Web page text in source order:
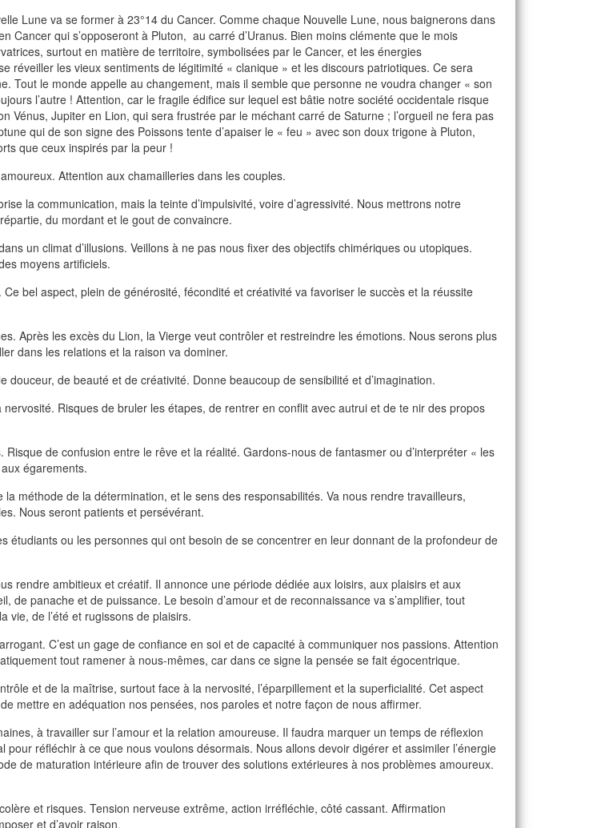
Lune va se former à 23°14 du Cancer. Comme chaque Nouvelle Lune, nous baignerons dans
qui s’opposeront à Pluton, au carré d’Uranus. Bien moins clémente que le mois
surtout en matière de territoire, symbolisées par le Cancer, et les énergies
réveiller les vieux sentiments de légitimité « clanique » et les discours patriotiques. Ce sera
Tout le monde appelle au changement, mais il semble que personne ne voudra changer « son
l’autre ! Attention, car le fragile édifice sur lequel est bâtie notre société occidentale risque
Vénus, Jupiter en Lion, qui sera frustrée par le méchant carré de Saturne ; l’orgueil ne fera pas
qui de son signe des Poissons tente d’apaiser le « feu » avec son doux trigone à Pluton,
que ceux inspirés par la peur !
Attention aux chamailleries dans les couples.
la communication, mais la teinte d’impulsivité, voire d’agressivité. Nous mettrons notre
du mordant et le gout de convaincre.
un climat d’illusions. Veillons à ne pas nous fixer des objectifs chimériques ou utopiques.
moyens artificiels.
bel aspect, plein de générosité, fécondité et créativité va favoriser le succès et la réussite
Après les excès du Lion, la Vierge veut contrôler et restreindre les émotions. Nous serons plus
dans les relations et la raison va dominer.
douceur, de beauté et de créativité. Donne beaucoup de sensibilité et d’imagination.
Risques de bruler les étapes, de rentrer en conflit avec autrui et de te nir des propos
Risque de confusion entre le rêve et la réalité. Gardons-nous de fantasmer ou d’interpréter « les
égarements.
méthode de la détermination, et le sens des responsabilités. Va nous rendre travailleurs,
Nous seront patients et persévérant.
étudiants ou les personnes qui ont besoin de se concentrer en leur donnant de la profondeur de
rendre ambitieux et créatif. Il annonce une période dédiée aux loisirs, aux plaisirs et aux
de panache et de puissance. Le besoin d’amour et de reconnaissance va s’amplifier, tout
vie, de l’été et rugissons de plaisirs.
C’est un gage de confiance en soi et de capacité à communiquer nos passions. Attention
tout ramener à nous-mêmes, car dans ce signe la pensée se fait égocentrique.
et de la maîtrise, surtout face à la nervosité, l’éparpillement et la superficialité. Cet aspect
mettre en adéquation nos pensées, nos paroles et notre façon de nous affirmer.
à travailler sur l’amour et la relation amoureuse. Il faudra marquer un temps de réflexion
réfléchir à ce que nous voulons désormais. Nous allons devoir digérer et assimiler l’énergie
de maturation intérieure afin de trouver des solutions extérieures à nos problèmes amoureux.
et risques. Tension nerveuse extrême, action irréfléchie, côté cassant. Affirmation
et d’avoir raison.